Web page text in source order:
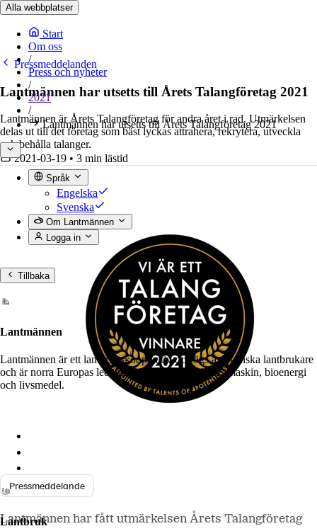
Alla webbplatser
Start
Om oss
/
Press och nyheter
/
2021
/
Lantmännen har utsetts till Årets Talangföretag 2021
Språk
Engelska
Svenska
Om Lantmännen
Logga in
Tillbaka
Lantmännen
Lantmännen är ett lantbrukskooperativ och ägs av svenska lantbrukare
och är norra Europas ledande aktör inom lantbruk, maskin, bioenergi
och livsmedel.
Lantbruk
Pressmeddelanden
Lantmännen har utsetts till Årets Talangföretag 2021
Lantmännen är Årets Talangföretag för andra året i rad. Utmärkelsen
delas ut till det företag som bäst lyckas attrahera, rekrytera, utveckla
och behålla talanger.
2021-03-19 • 3 min lästid
Pressmeddelande
Lantmännen har fått utmärkelsen Årets Talangföretag